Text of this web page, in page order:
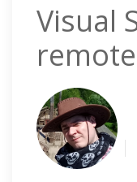
Visual